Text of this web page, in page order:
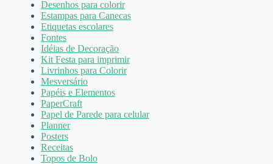
Desenhos para colorir
Estampas para Canecas
Etiquetas escolares
Fontes
Idéias de Decoração
Kit Festa para imprimir
Livrinhos para Colorir
Mesversário
Papéis e Elementos
PaperCraft
Papel de Parede para celular
Planner
Posters
Receitas
Topos de Bolo